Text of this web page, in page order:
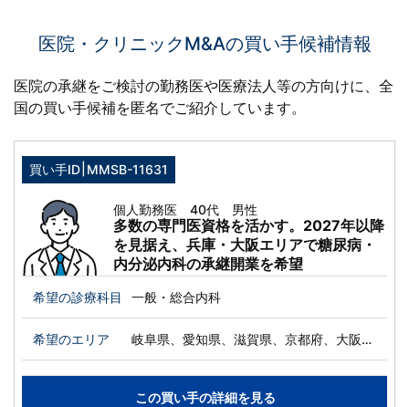
医院・クリニックM&Aの買い手候補情報
医院の承継をご検討の勤務医や医療法人等の方向けに、 全
国の買い手候補を匿名でご紹介しています。
買い手ID MMSB-11631
個人勤務医 40代 男性
多数の専門医資格を活かす。2027年以降
を見据え、兵庫・大阪エリアで糖尿病・
内分泌内科の承継開業を希望
希望の診療科目 一般・総合内科
希望のエリア
岐阜県、愛知県、滋賀県、京都府、大阪
府、兵庫県、奈良県、和歌山県、岡山県、
徳島県、香川県
この買い手の詳細を見る